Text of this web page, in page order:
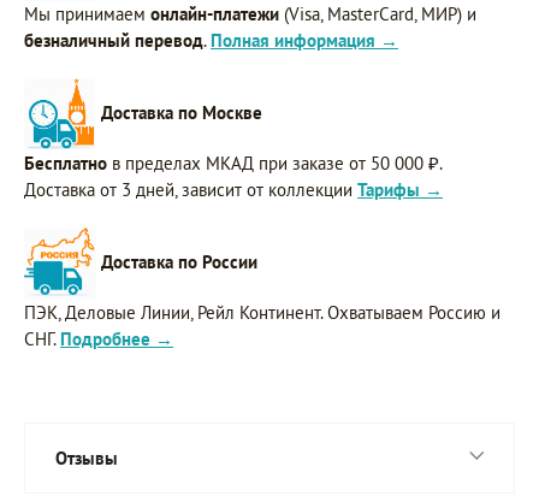
Мы принимаем онлайн-платежи (Visa, MasterCard, МИР) и
безналичный перевод. Полная информация →
Доставка по Москве
Бесплатно в пределах МКАД при заказе от 50 000 ₽.
Доставка от 3 дней, зависит от коллекции Тарифы →
Доставка по России
ПЭК, Деловые Линии, Рейл Континент. Охватываем Россию и
СНГ. Подробнее →
Отзывы